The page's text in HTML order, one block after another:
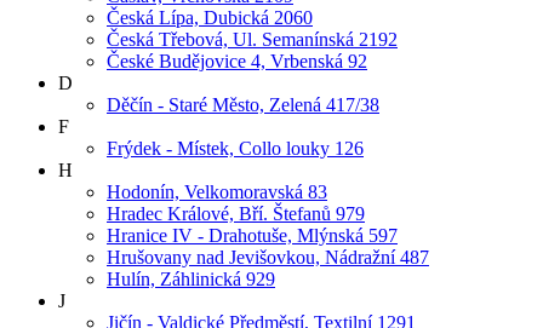
Česká Lípa, Dubická 2060
Česká Třebová, Ul. Semanínská 2192
České Budějovice 4, Vrbenská 92
D
Děčín - Staré Město, Zelená 417/38
F
Frýdek - Místek, Collo louky 126
H
Hodonín, Velkomoravská 83
Hradec Králové, Bří. Štefanů 979
Hranice IV - Drahotuše, Mlýnská 597
Hrušovany nad Jevišovkou, Nádražní 487
Hulín, Záhlinická 929
J
Jičín - Valdické Předměstí, Textilní 1291